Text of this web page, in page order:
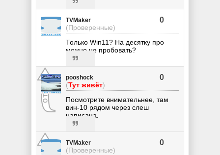
TVMaker
(Проверенные)
0
Только Win11? На десятку про
можно не пробовать?
pooshock
(Тут живёт)
0
Посмотрите внимательнее, там
вин-10 рядом через слеш
написана.
TVMaker
(Проверенные)
0